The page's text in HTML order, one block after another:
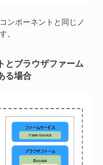
ンポーネントと同じノ
。
とブラウザファーム
る場合